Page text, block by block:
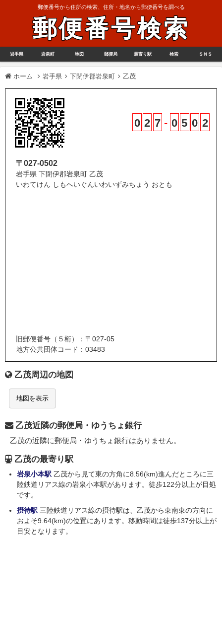
郵便番号から住所の検索、住所・地名から郵便番号を調べる
郵便番号検索
岩手県 岩泉町 地図 郵便局 最寄り駅 検索 ＳＮＳ
ホーム 岩手県 下閉伊郡岩泉町 乙茂
0 2 7 - 0 5 0 2
〒027-0502
岩手県 下閉伊郡岩泉町 乙茂
いわてけん しもへいぐんいわいずみちょう おとも
旧郵便番号（５桁）：〒027-05
地方公共団体コード：03483
乙茂周辺の地図
地図を表示
乙茂近隣の郵便局・ゆうちょ銀行
乙茂の近隣に郵便局・ゆうちょ銀行はありません。
乙茂の最寄り駅
岩泉小本駅 乙茂から見て東の方角に8.56(km)進んだところに三
陸鉄道リアス線の岩泉小本駅があります。徒歩122分以上が目処
です。
摂待駅 三陸鉄道リアス線の摂待駅は、乙茂から東南東の方向に
およそ9.64(km)の位置にあります。移動時間は徒歩137分以上が
目安となります。